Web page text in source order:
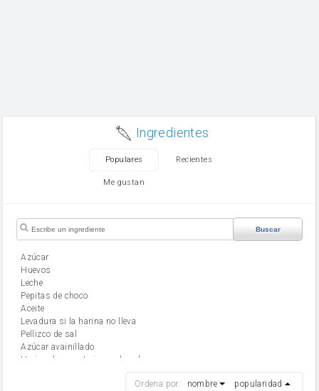
Ingredientes
Populares Recientes
Me gustan
Buscar
Azúcar
huevos
leche
Pepitas de choco
aceite
Levadura si la harina no lleva
Pellizco de sal
Azúcar avainillado
Harina de reposteria con levadura
Ordena por: nombre popularidad